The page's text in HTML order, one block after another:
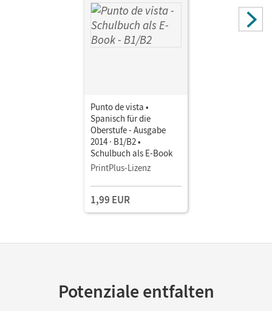
Punto de vista •
Spanisch für die
Oberstufe - Ausgabe
2014 · B1/B2 •
Schulbuch als E-Book
PrintPlus-Lizenz
1,99 EUR
Potenziale entfalten